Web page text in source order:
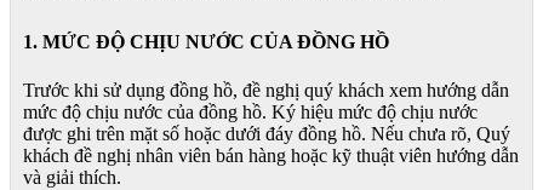
1. MỨC ĐỘ CHỊU NƯỚC CỦA ĐỒNG HỒ
Trước khi sử dụng đồng hồ, đề nghị quý khách xem hướng dẫn
mức độ chịu nước của đồng hồ. Ký hiệu mức độ chịu nước
được ghi trên mặt số hoặc dưới đáy đồng hồ. Nếu chưa rõ, Quý
khách đề nghị nhân viên bán hàng hoặc kỹ thuật viên hướng dẫn
và giải thích.